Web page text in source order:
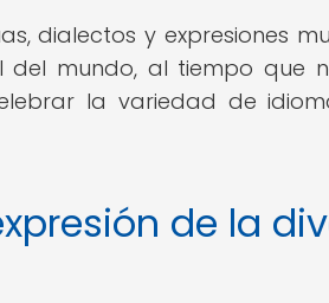
dialectos y expresiones
del mundo, al tiempo que
la variedad de
de la